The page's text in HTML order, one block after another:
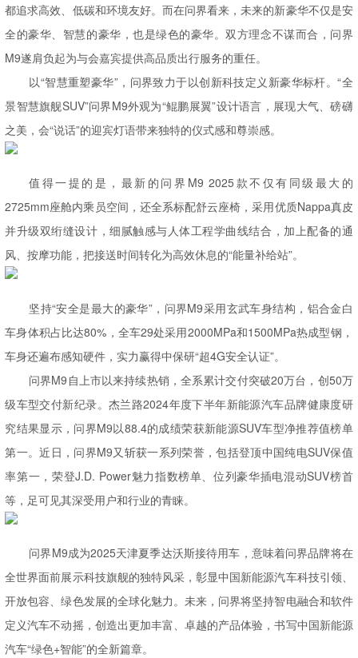
都追求高效、低碳和环境友好。而在问界看来，未来的新豪华不仅是安
全的豪华、智慧的豪华，也是绿色的豪华。双方理念不谋而合，问界
M9遂肩负起为与会嘉宾提供高品质出行服务的重任。
以“智慧重塑豪华”，问界致力于以创新科技定义新豪华标杆。“全
景智慧旗舰SUV”问界M9外观为“鲲鹏展翼”设计语言，展现大气、磅礴
之美，会“说话”的迎宾灯语带来独特的仪式感和尊崇感。
值得一提的是，最新的问界M9 2025款不仅有同级最大的
2725mm座舱内乘员空间，还全系标配舒云座椅，采用优质Nappa真皮
并升级双绗缝设计，细腻触感与人体工程学曲线结合，加上配备的通
风、按摩功能，把接送时间转化为高效休息的“能量补给站”。
坚持“安全是最大的豪华”，问界M9采用玄武车身结构，铝合金白
车身体积占比达80%，全车29处采用2000MPa和1500MPa热成型钢，
车身还遍布感知硬件，实力赢得中保研“超4G安全认证”。
问界M9自上市以来持续热销，全系累计交付突破20万台，创50万
级车型交付新纪录。杰兰路2024年度下半年新能源汽车品牌健康度研
究结果显示，问界M9以88.4的成绩荣获新能源SUV车型净推荐值榜单
第一。近日，问界M9又斩获一系列荣誉，包括登顶中国纯电SUV保值
率第一，荣登J.D. Power魅力指数榜单、位列豪华插电混动SUV榜首
等，足可见其深受用户和行业的青睐。
问界M9成为2025天津夏季达沃斯接待用车，意味着问界品牌将在
全世界面前展示科技旗舰的独特风采，彰显中国新能源汽车科技引领、
开放包容、绿色发展的全球化魅力。未来，问界将坚持智电融合和软件
定义汽车不动摇，创造出更加丰富、卓越的产品体验，书写中国新能源
汽车“绿色+智能”的全新篇章。